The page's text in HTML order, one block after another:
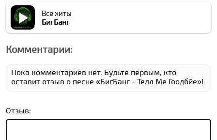
Все хиты
БигБанг
Комментарии:
Пока комментариев нет. Будьте первым, кто
оставит отзыв о песне «БигБанг - Телл Ме Гоодбйе»!
Отзыв: